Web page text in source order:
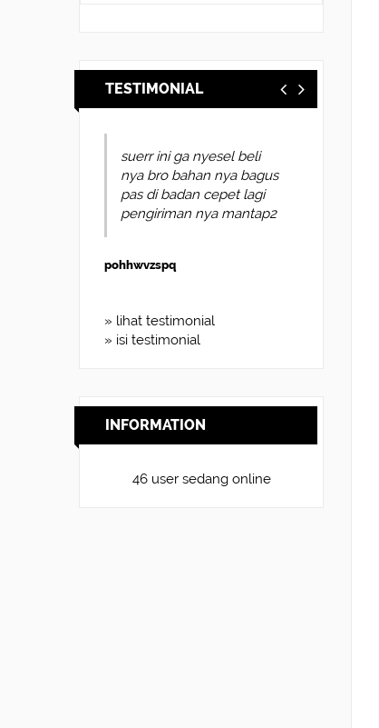
TESTIMONIAL
suerr ini ga nyesel beli
nya bro bahan nya bagus
pas di badan cepet lagi
pengiriman nya mantap2
pohhwvzspq
» lihat testimonial
» isi testimonial
INFORMATION
46 user sedang online